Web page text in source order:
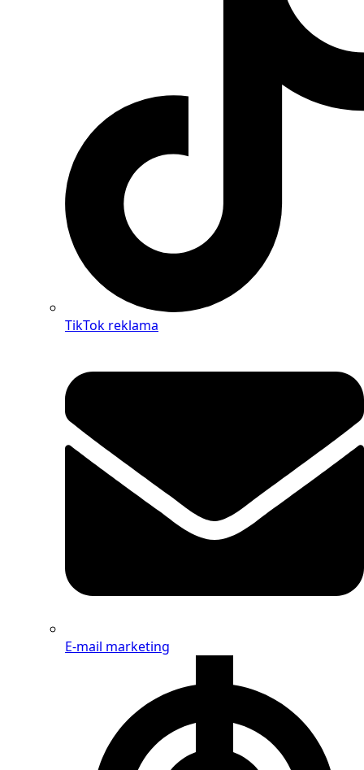
TikTok reklama
E-mail marketing